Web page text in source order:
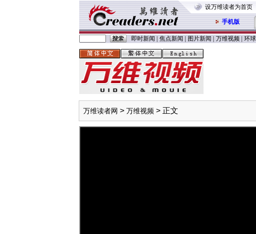
设万维读者为首页
手机版
即时新闻 焦点新闻 图片新闻 万维视频 环
万维读者网 > 万维视频 > 正文